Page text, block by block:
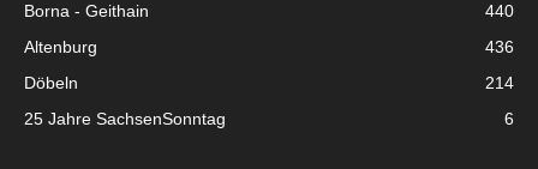
Borna - Geithain
440
Altenburg
436
Döbeln
214
25 Jahre SachsenSonntag
6